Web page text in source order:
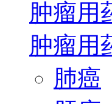
肿瘤用
肿瘤用
肺癌